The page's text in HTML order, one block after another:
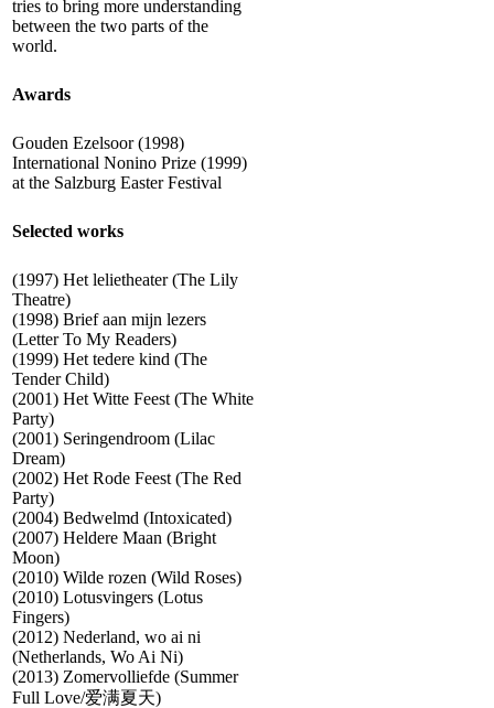
tries to bring more understanding
between the two parts of the
world.
Awards
Gouden Ezelsoor (1998)
International Nonino Prize (1999)
at the Salzburg Easter Festival
Selected works
(1997) Het lelietheater (The Lily
Theatre)
(1998) Brief aan mijn lezers
(Letter To My Readers)
(1999) Het tedere kind (The
Tender Child)
(2001) Het Witte Feest (The White
Party)
(2001) Seringendroom (Lilac
Dream)
(2002) Het Rode Feest (The Red
Party)
(2004) Bedwelmd (Intoxicated)
(2007) Heldere Maan (Bright
Moon)
(2010) Wilde rozen (Wild Roses)
(2010) Lotusvingers (Lotus
Fingers)
(2012) Nederland, wo ai ni
(Netherlands, Wo Ai Ni)
(2013) Zomervolliefde (Summer
Full Love/爱满夏天)